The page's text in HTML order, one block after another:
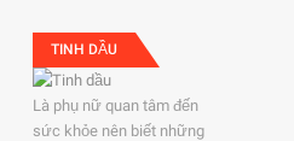
TINH DẦU
Là phụ nữ quan tâm đến
sức khỏe nên biết những